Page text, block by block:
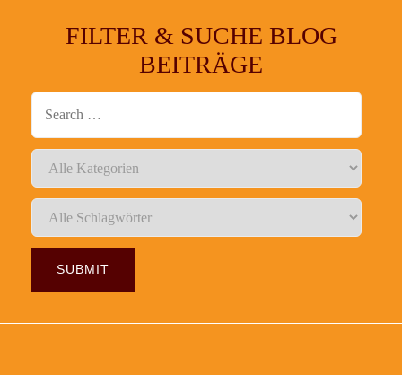
FILTER & SUCHE BLOG
BEITRÄGE